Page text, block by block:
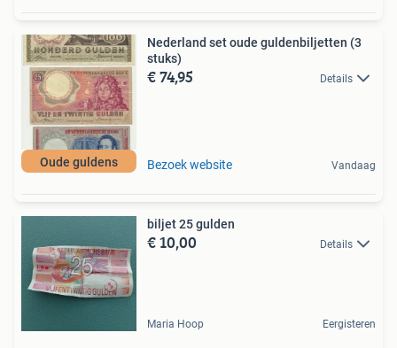
Oude guldens
Nederland set oude guldenbiljetten (3
stuks)
€ 74,95 Details
Bezoek website Vandaag
biljet 25 gulden
€ 10,00 Details
Maria Hoop Eergisteren